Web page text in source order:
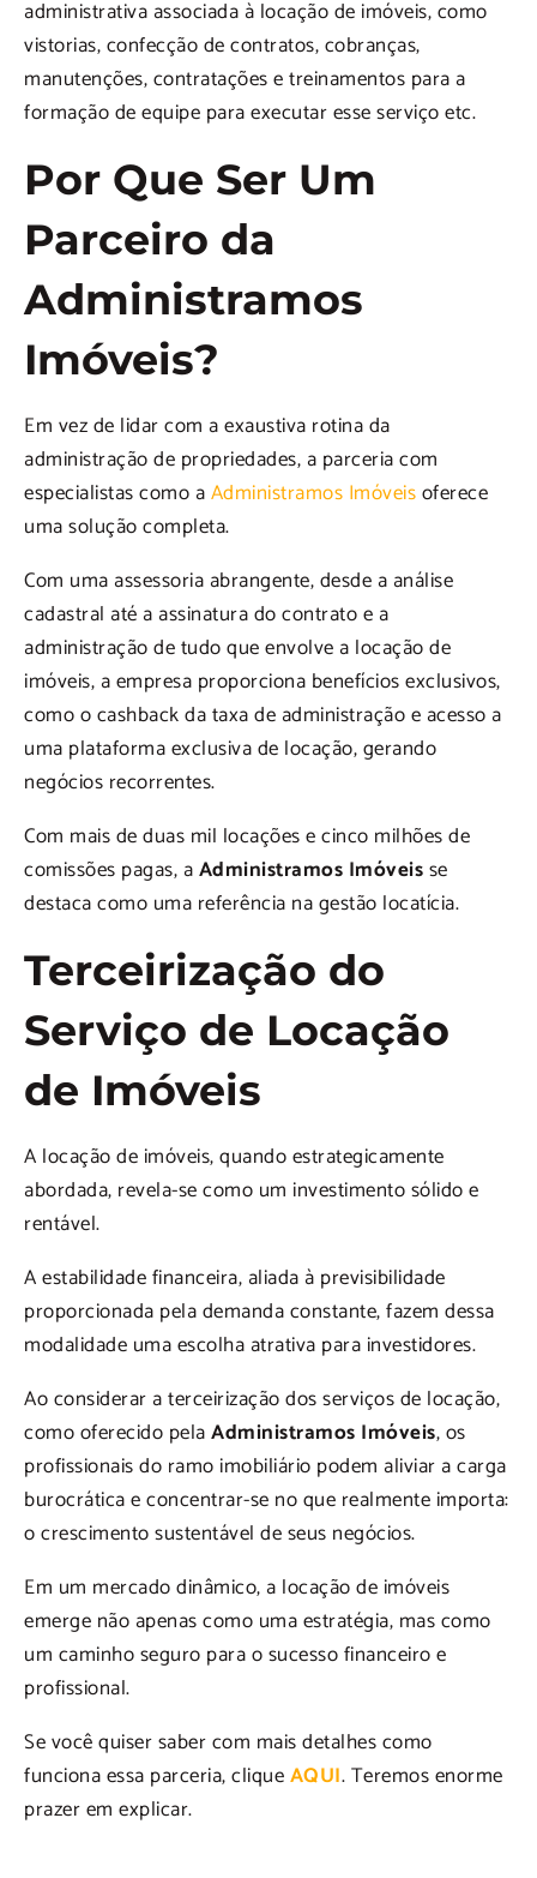
administrativa associada à locação de imóveis, como
vistorias, confecção de contratos, cobranças,
manutenções, contratações e treinamentos para a
formação de equipe para executar esse serviço etc.
Por Que Ser Um
Parceiro da
Administramos
Imóveis?
Em vez de lidar com a exaustiva rotina da
administração de propriedades, a parceria com
especialistas como aAdministramos Imóveisoferece
uma solução completa.
Com uma assessoria abrangente, desde a análise
cadastral até a assinatura do contrato e a
administração de tudo que envolve a locação de
imóveis, a empresa proporciona benefícios exclusivos,
como o cashback da taxa de administração e acesso a
uma plataforma exclusiva de locação, gerando
negócios recorrentes.
Com mais de duas mil locações e cinco milhões de
comissões pagas, aAdministramos Imóveisse
destaca como uma referência na gestão locatícia.
Terceirização do
Serviço de Locação
de Imóveis
A locação de imóveis, quando estrategicamente
abordada, revela-se como um investimento sólido e
rentável.
A estabilidade financeira, aliada à previsibilidade
proporcionada pela demanda constante, fazem dessa
modalidade uma escolha atrativa para investidores.
Ao considerar a terceirização dos serviços de locação,
como oferecido pelaAdministramos Imóveis, os
profissionais do ramo imobiliário podem aliviar a carga
burocrática e concentrar-se no que realmente importa:
o crescimento sustentável de seus negócios.
Em um mercado dinâmico, a locação de imóveis
emerge não apenas como uma estratégia, mas como
um caminho seguro para o sucesso financeiro e
profissional.
Se você quiser saber com mais detalhes como
funciona essa parceria, cliqueAQUI. Teremos enorme
prazer em explicar.